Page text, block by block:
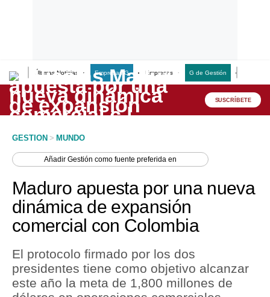
Últimas Noticias Empresas G Empresas G de Gestión
Lo último
Peru Quiosco
Economía
Mercados
Política
Tu Dinero
SUSCRÍBETE
GESTION > MUNDO
AñadirGestión como fuente preferida en
Maduro apuesta por una nueva
dinámica de expansión
comercial con Colombia
El protocolo firmado por los dos
presidentes tiene como objetivo alcanzar
este año la meta de 1,800 millones de